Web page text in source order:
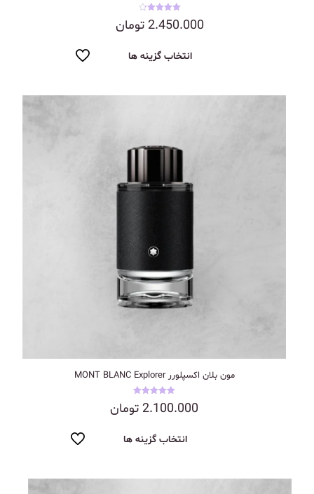
نمره
4.25
2.450.000 تومان
انتخاب گزینه ها
مون بلان اکسپلورر MONT BLANC Explorer
نمره
5.00
2.100.000 تومان
انتخاب گزینه ها